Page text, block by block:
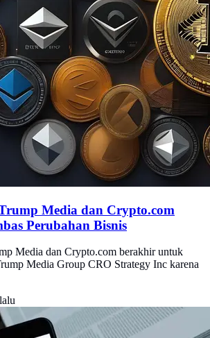
Media dan Crypto.com
Perubahan Bisnis
Media dan Crypto.com berakhir untuk
Media Group CRO Strategy Inc karena